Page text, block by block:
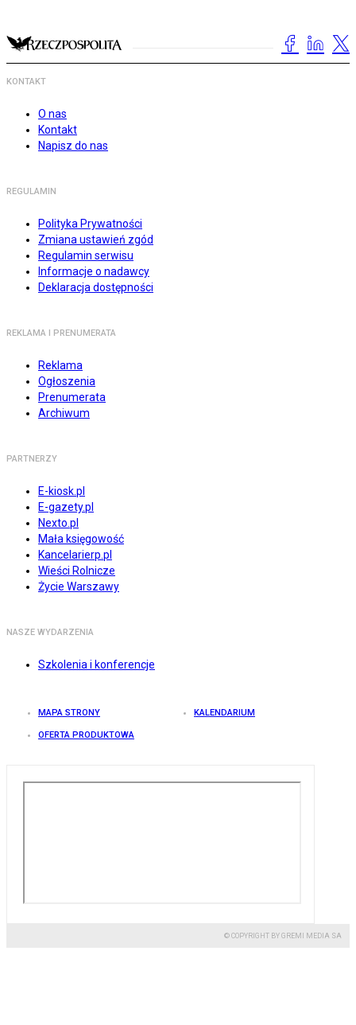
KONTAKT
O nas
Kontakt
Napisz do nas
REGULAMIN
Polityka Prywatności
Zmiana ustawień zgód
Regulamin serwisu
Informacje o nadawcy
Deklaracja dostępności
REKLAMA I PRENUMERATA
Reklama
Ogłoszenia
Prenumerata
Archiwum
PARTNERZY
E-kiosk.pl
E-gazety.pl
Nexto.pl
Mała księgowość
Kancelarierp.pl
Wieści Rolnicze
Życie Warszawy
NASZE WYDARZENIA
Szkolenia i konferencje
MAPA STRONY KALENDARIUM
OFERTA PRODUKTOWA
© COPYRIGHT BY GREMI MEDIA SA